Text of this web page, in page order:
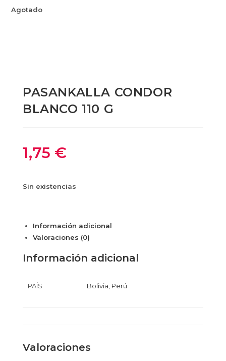
Agotado
PASANKALLA CONDOR
BLANCO 110 G
1,75 €
Sin existencias
Información adicional
Valoraciones (0)
Información adicional
PAÍS Bolivia Perú
Valoraciones